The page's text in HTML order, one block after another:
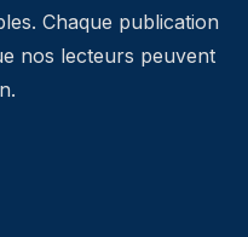
Chaque publication
nos lecteurs peuvent